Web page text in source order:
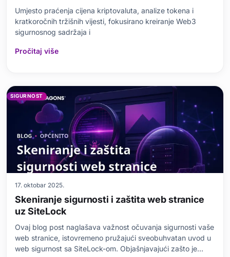
Umjesto praćenja cijena kriptovaluta, analize tokena i
kratkoročnih tržišnih vijesti, fokusirano kreiranje Web3
sigurnosnog sadržaja i
Pročitaj više
SIGURNOST
17. oktobar 2025.
Skeniranje sigurnosti i zaštita web stranice
uz SiteLock
Ovaj blog post naglašava važnost očuvanja sigurnosti vaše
web stranice, istovremeno pružajući sveobuhvatan uvod u
web sigurnost sa SiteLock-om. Objašnjavajući zašto je